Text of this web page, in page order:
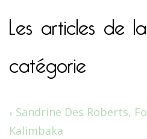
Les articles de
catégorie
Sandrine Des Roberts,
Kalimbaka